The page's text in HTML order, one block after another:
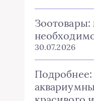
Зоотовары:
30.07.2026
Подробнее: